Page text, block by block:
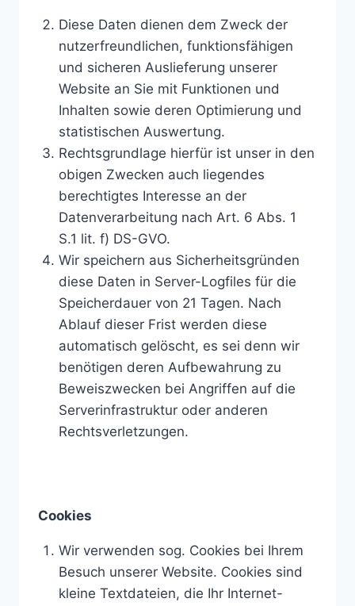
Diese Daten dienen dem Zweck der
nutzerfreundlichen, funktionsfähigen
und sicheren Auslieferung unserer
Website an Sie mit Funktionen und
Inhalten sowie deren Optimierung und
statistischen Auswertung.
Rechtsgrundlage hierfür ist unser in den
obigen Zwecken auch liegendes
berechtigtes Interesse an der
Datenverarbeitung nach Art. 6 Abs. 1
S.1 lit. f) DS-GVO.
Wir speichern aus Sicherheitsgründen
diese Daten in Server-Logfiles für die
Speicherdauer von 21 Tagen. Nach
Ablauf dieser Frist werden diese
automatisch gelöscht, es sei denn wir
benötigen deren Aufbewahrung zu
Beweiszwecken bei Angriffen auf die
Serverinfrastruktur oder anderen
Rechtsverletzungen.
Cookies
Wir verwenden sog. Cookies bei Ihrem
Besuch unserer Website. Cookies sind
kleine Textdateien, die Ihr Internet-